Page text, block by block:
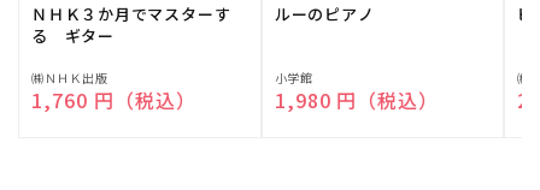
ＮＨＫ３か月でマスターす
る ギター
販
売
㈱ＮＨＫ出版
通常価格
1,760 円（税込）
ルーのピアノ
販
売
小学館
通常価格
1,980 円（税込）
ピ
販
売
㈱